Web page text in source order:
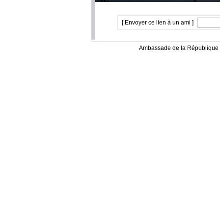
[ Envoyer ce lien à un ami ]
Ambassade de la